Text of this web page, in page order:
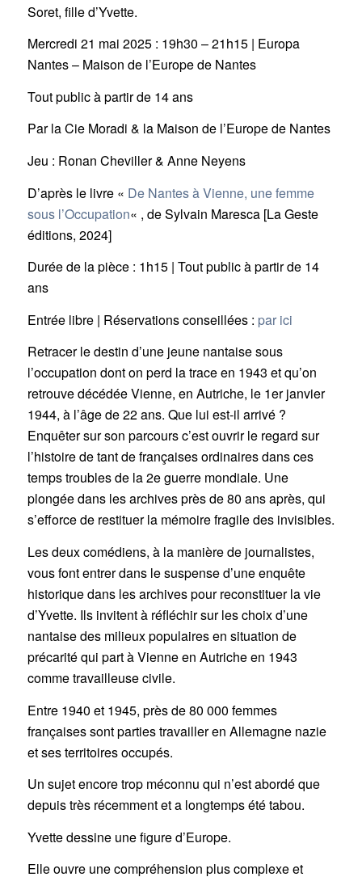
Soret, fille d’Yvette.
Mercredi 21 mai 2025 : 19h30 – 21h15 | Europa
Nantes – Maison de l’Europe de Nantes
Tout public à partir de 14 ans
Par la Cie Moradi & la Maison de l’Europe de Nantes
Jeu : Ronan Cheviller & Anne Neyens
D’après le livre « De Nantes à Vienne, une femme
sous l’Occupation« , de Sylvain Maresca [La Geste
éditions, 2024]
Durée de la pièce : 1h15 | Tout public à partir de 14
ans
Entrée libre | Réservations conseillées : par ici
Retracer le destin d’une jeune nantaise sous
l’occupation dont on perd la trace en 1943 et qu’on
retrouve décédée Vienne, en Autriche, le 1er janvier
1944, à l’âge de 22 ans. Que lui est-il arrivé ?
Enquêter sur son parcours c’est ouvrir le regard sur
l’histoire de tant de françaises ordinaires dans ces
temps troubles de la 2e guerre mondiale. Une
plongée dans les archives près de 80 ans après, qui
s’efforce de restituer la mémoire fragile des invisibles.
Les deux comédiens, à la manière de journalistes,
vous font entrer dans le suspense d’une enquête
historique dans les archives pour reconstituer la vie
d’Yvette. Ils invitent à réfléchir sur les choix d’une
nantaise des milieux populaires en situation de
précarité qui part à Vienne en Autriche en 1943
comme travailleuse civile.
Entre 1940 et 1945, près de 80 000 femmes
françaises sont parties travailler en Allemagne nazie
et ses territoires occupés.
Un sujet encore trop méconnu qui n’est abordé que
depuis très récemment et a longtemps été tabou.
Yvette dessine une figure d’Europe.
Elle ouvre une compréhension plus complexe et